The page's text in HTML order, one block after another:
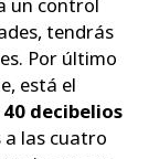
tendrás
Por último
está el
decibelios
a las cuatro